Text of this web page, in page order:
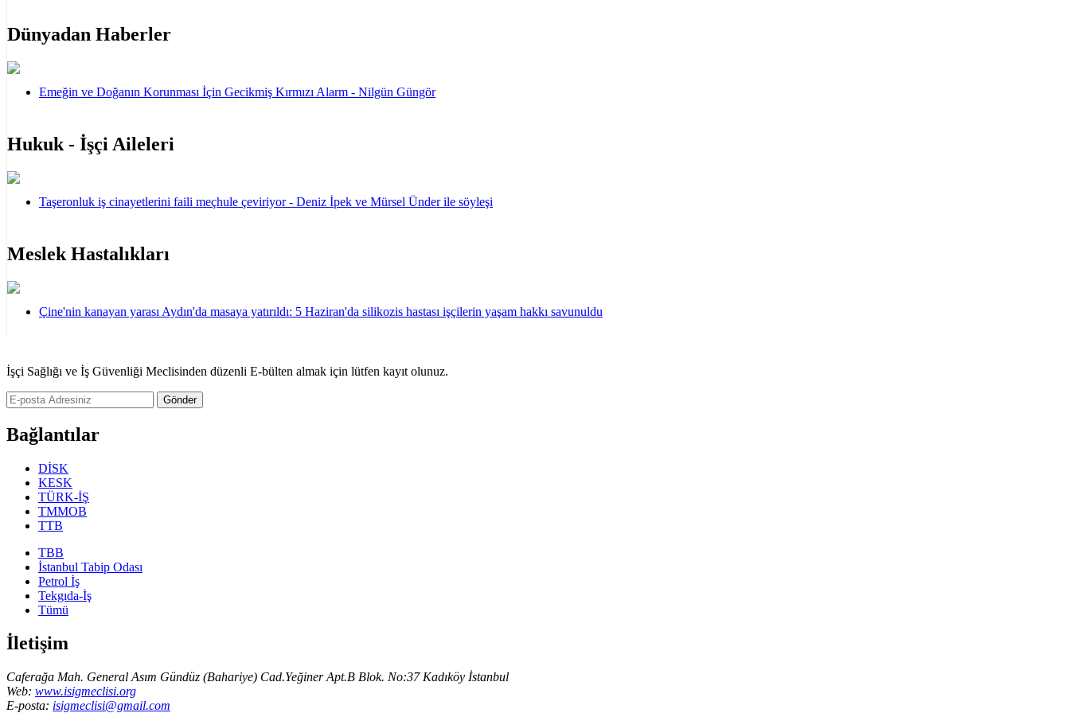
Dünyadan Haberler
Emeğin ve Doğanın Korunması İçin Gecikmiş Kırmızı Alarm - Nilgün Güngör
Hukuk - İşçi Aileleri
Taşeronluk iş cinayetlerini faili meçhule çeviriyor - Deniz İpek ve Mürsel Ünder ile söyleşi
Meslek Hastalıkları
Çine'nin kanayan yarası Aydın'da masaya yatırıldı: 5 Haziran'da silikozis hastası işçilerin yaşam hakkı savunuldu
İşçi Sağlığı ve İş Güvenliği Meclisinden düzenli E-bülten almak için lütfen kayıt olunuz.
Gönder
Bağlantılar
DİSK
KESK
TÜRK-İŞ
TMMOB
TTB
TBB
İstanbul Tabip Odası
Petrol İş
Tekgıda-İş
Tümü
İletişim
Caferağa Mah. General Asım Gündüz (Bahariye) Cad.Yeğiner Apt.B Blok. No:37 Kadıköy İstanbul
Web: www.isigmeclisi.org
E-posta: isigmeclisi@gmail.com